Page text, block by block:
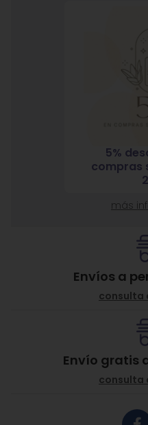
5%
compras
más
Envíos a
consulta
Envío gratis
consulta